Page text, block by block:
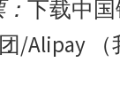
下载中
/Alipay